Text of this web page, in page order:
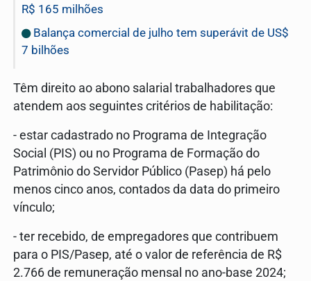
R$ 165 milhões
Balança comercial de julho tem superávit de US$
7 bilhões
Têm direito ao abono salarial trabalhadores que
atendem aos seguintes critérios de habilitação:
- estar cadastrado no Programa de Integração
Social (PIS) ou no Programa de Formação do
Patrimônio do Servidor Público (Pasep) há pelo
menos cinco anos, contados da data do primeiro
vínculo;
- ter recebido, de empregadores que contribuem
para o PIS/Pasep, até o valor de referência de R$
2.766 de remuneração mensal no ano-base 2024;